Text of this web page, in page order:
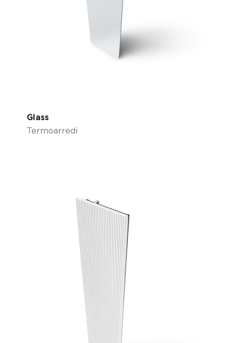
Glass
Termoarredi